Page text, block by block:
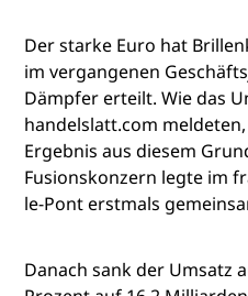
Der starke Euro hat
im vergangenen
Dämpfer erteilt. Wie das
handelslatt.com
Ergebnis aus diesem
Fusionskonzern legte im
le-Pont erstmals
Danach sank der Umsatz